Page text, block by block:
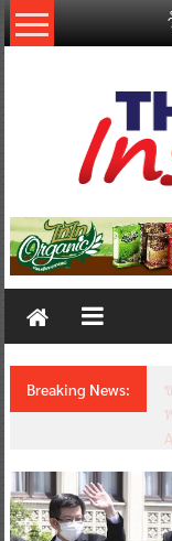
Skip
to
Thailand
New
Breaking News: